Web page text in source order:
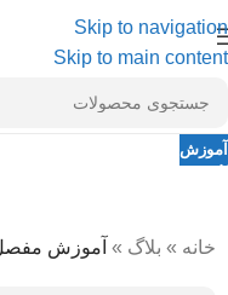
Skip to navigation
Skip to main content
آموزش
نویسنده پاناتلاردیبهشت 21, 1404 خانه » بلاگ » آموزش مفصل